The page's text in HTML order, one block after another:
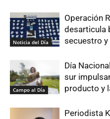
Noticia del Día
Operación
desarticula
secuestro
Campo al Día
Día
sur
producto y
Periodista